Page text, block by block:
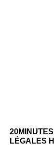
LÉGALES